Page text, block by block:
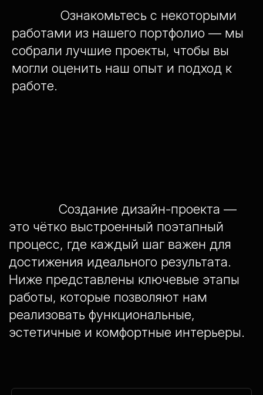
Ознакомьтесь с некоторыми
работами из нашего портфолио — мы
собрали лучшие проекты, чтобы вы
могли оценить наш опыт и подход к
работе.
Создание дизайн-проекта —
это чётко выстроенный поэтапный
процесс, где каждый шаг важен для
достижения идеального результата.
Ниже представлены ключевые этапы
работы, которые позволяют нам
реализовать функциональные,
эстетичные и комфортные интерьеры.